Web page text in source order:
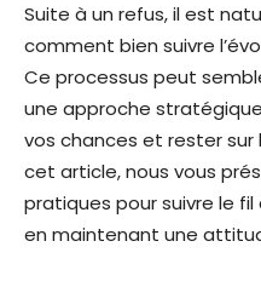
Suite à un refus, il est
comment bien suivre
Ce processus peut
une approche
vos chances et rester sur
cet article, nous vous
pratiques pour suivre le
en maintenant une